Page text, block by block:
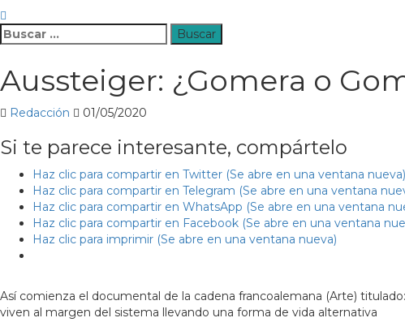
Buscar:
Aussteiger: ¿Gomera o
Redacción 01/05/2020
Si te parece interesante, compártelo
Haz clic para compartir en Twitter (Se abre en una ventana nueva)
Haz clic para compartir en Telegram (Se abre en una ventana
Haz clic para compartir en WhatsApp (Se abre en una ventana
Haz clic para compartir en Facebook (Se abre en una ventana
Haz clic para imprimir (Se abre en una ventana nueva)
Así comienza el documental de la cadena francoalemana (Arte)
viven al margen del sistema llevando una forma de vida alternativa